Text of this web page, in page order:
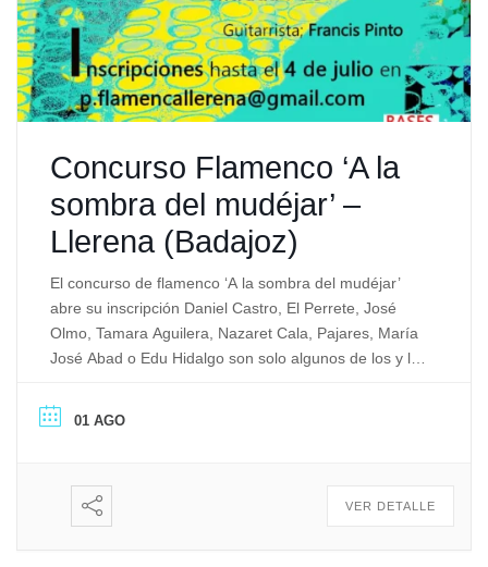
Concurso Flamenco ‘A la
sombra del mudéjar’ –
Llerena (Badajoz)
El concurso de flamenco ‘A la sombra del mudéjar’
abre su inscripción Daniel Castro, El Perrete, José
Olmo, Tamara Aguilera, Nazaret Cala, Pajares, María
José Abad o Edu Hidalgo son solo algunos de los y las
Flamenco organizado por la Peña Cultural Flamenca
Ciudad de Llerena a otorgado […]
01 AGO
VER DETALLE